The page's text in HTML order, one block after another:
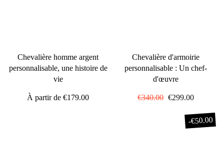
Chevalière homme argent
personnalisable, une histoire de
vie
À partir de€179.00
Chevalière d'armoirie
personnalisable : Un chef-
d'œuvre
Prix
€340.00 Prix
€299.00
-€50.00